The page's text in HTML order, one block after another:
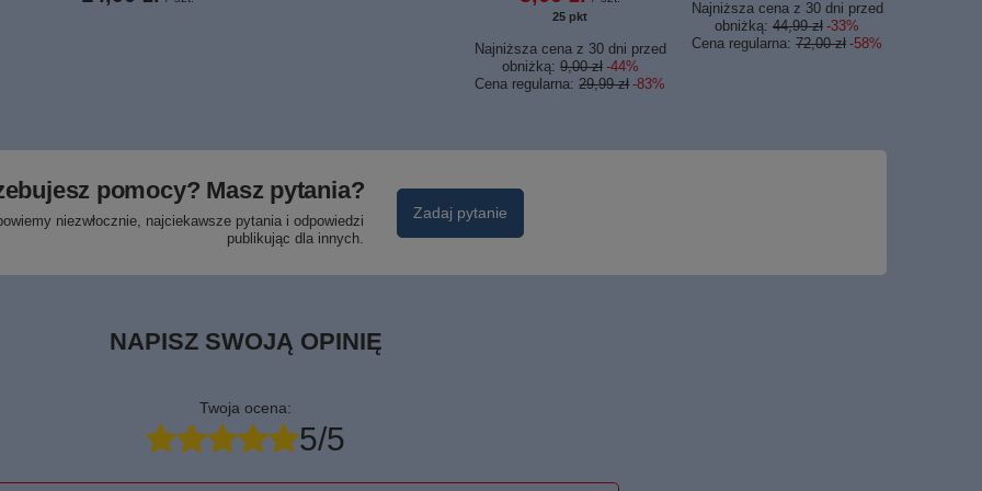
25pkt
Najniższa cena z 30 dni przed
obniżką: 9,00 zł -44%
Cena regularna:29,99 zł -83%
Najniższa cena z 30 dni przed
obniżką:44,99 zł -33%
Cena regularna:72,00 zł -58%
pomocy? Masz pytania?
niezwłocznie, najciekawsze pytania i odpowiedzi
publikując dla innych.
Zadaj pytanie
NAPISZ SWOJĄ OPINIĘ
Twoja ocena:
5/5